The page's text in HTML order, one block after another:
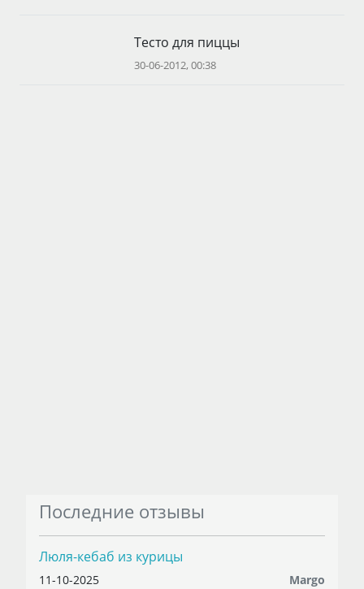
Тесто для пиццы
30-06-2012, 00:38
Последние отзывы
Люля-кебаб из курицы
11-10-2025
Margo